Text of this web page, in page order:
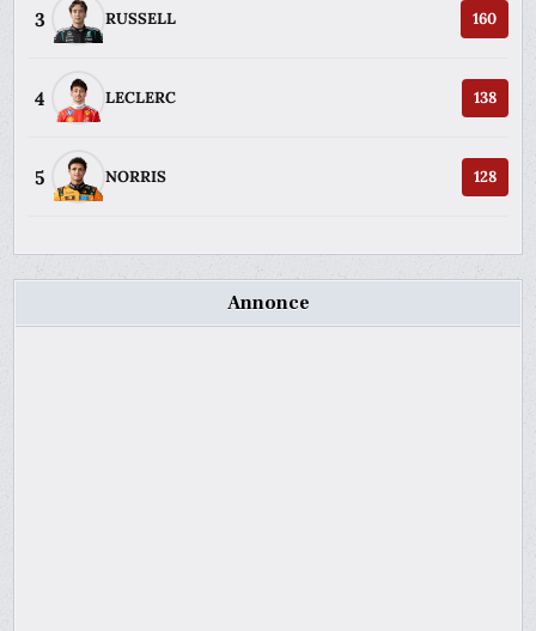
3 RUSSELL 160
4 LECLERC 138
5 NORRIS 128
Annonce